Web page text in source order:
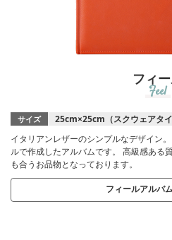
フィ
Feel
サイズ
25cm×25cm（スクウェアタイ
イタリアンレザーのシンプルなデザイン
ルで作成したアルバムです。 高級感ある
も合うお品物となっております。
フィールアルバ